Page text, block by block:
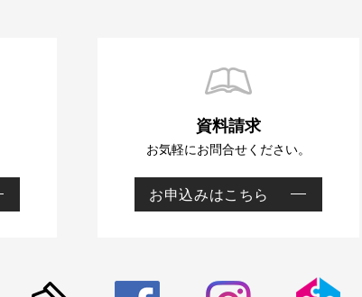
資料請求
お気軽にお問合せください。
お申込みはこちら